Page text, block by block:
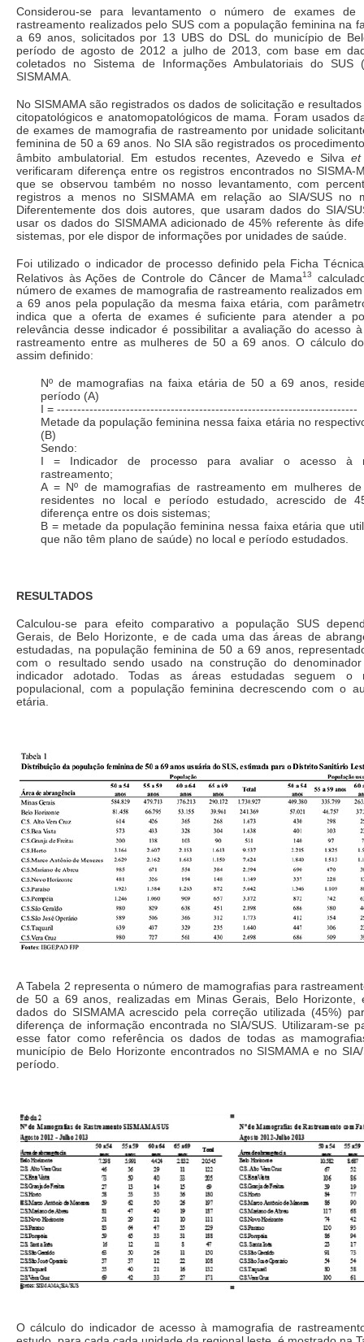
Considerou-se para levantamento o número de exames de
rastreamento realizados pelo SUS com a população feminina na
a 69 anos, solicitados por 13 UBS do DSL do município de
período de agosto de 2012 a julho de 2013, com base em
coletados no Sistema de Informações Ambulatoriais do SUS
SISMAMA.
No SISMAMA são registrados os dados de solicitação e
citopatológicos e anatomopatológicos de mama. Foram usados
de exames de mamografia de rastreamento por unidade
feminina de 50 a 69 anos. No SIA são registrados os
âmbito ambulatorial. Em estudos recentes, Azevedo e Silva
verificaram diferença entre os registros encontrados no SISMA-
que se observou também no nosso levantamento, com
registros a menos no SISMAMA em relação ao SIA/SUS no
Diferentemente dos dois autores, que usaram dados do SIA/
usar os dados do SISMAMA adicionado de 45% referente às
sistemas, por ele dispor de informações por unidades de saúde.
Foi utilizado o indicador de processo definido pela Ficha
Relativos às Ações de Controle do Câncer de Mama13
número de exames de mamografia de rastreamento realizados
a 69 anos pela população da mesma faixa etária, com
indica que a oferta de exames é suficiente para atender a
relevância desse indicador é possibilitar a avaliação do acesso
rastreamento entre as mulheres de 50 a 69 anos. O cálculo
assim definido:
Nº de mamografias na faixa etária de 50 a 69 anos,
período (A)
I = --------------------------------------------------------------------------
Metade da população feminina nessa faixa etária no
(B)
Sendo:
I = Indicador de processo para avaliar o acesso à
rastreamento;
A = Nº de mamografias de rastreamento em mulheres
residentes no local e período estudado, acrescido de
diferença entre os dois sistemas;
B = metade da população feminina nessa faixa etária que
que não têm plano de saúde) no local e período estudados.
RESULTADOS
Calculou-se para efeito comparativo a população SUS
Gerais, de Belo Horizonte, e de cada uma das áreas de
estudadas, na população feminina de 50 a 69 anos,
com o resultado sendo usado na construção do
indicador adotado. Todas as áreas estudadas seguem o
populacional, com a população feminina decrescendo com o
etária.
A Tabela 2 representa o número de mamografias para
de 50 a 69 anos, realizadas em Minas Gerais, Belo Horizonte,
dados do SISMAMA acrescido pela correção utilizada (45%)
diferença de informação encontrada no SIA/SUS. Utilizaram-se
esse fator como referência os dados de todas as
município de Belo Horizonte encontrados no SISMAMA e no
período.
O cálculo do indicador de acesso à mamografia de